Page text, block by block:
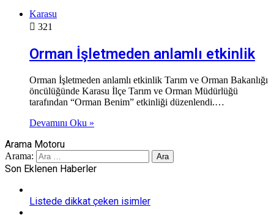
Karasu
321
Orman İşletmeden anlamlı etkinlik
Orman İşletmeden anlamlı etkinlik Tarım ve Orman Bakanlığı
öncülüğünde Karasu İlçe Tarım ve Orman Müdürlüğü
tarafından “Orman Benim” etkinliği düzenlendi.…
Devamını Oku »
Arama Motoru
Arama:
Son Eklenen Haberler
Listede dikkat çeken isimler